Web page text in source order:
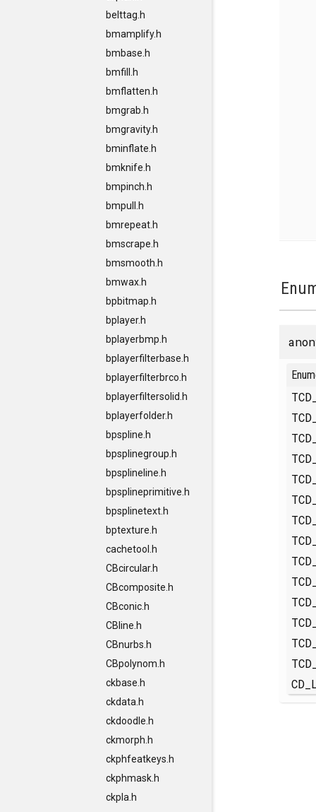
belttag.h
bmamplify.h
bmbase.h
bmfill.h
bmflatten.h
bmgrab.h
bmgravity.h
bminflate.h
bmknife.h
bmpinch.h
bmpull.h
bmrepeat.h
bmscrape.h
bmsmooth.h
bmwax.h
bpbitmap.h
bplayer.h
bplayerbmp.h
bplayerfilterbase.h
bplayerfilterbrco.h
bplayerfiltersolid.h
bplayerfolder.h
bpspline.h
bpsplinegroup.h
bpsplineline.h
bpsplineprimitive.h
bpsplinetext.h
bptexture.h
cachetool.h
CBcircular.h
CBcomposite.h
CBconic.h
CBline.h
CBnurbs.h
CBpolynom.h
ckbase.h
ckdata.h
ckdoodle.h
ckmorph.h
ckphfeatkeys.h
ckphmask.h
ckpla.h